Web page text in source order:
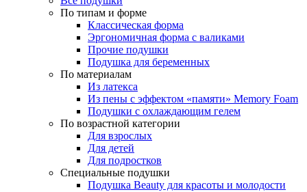
По типам и форме
Классическая форма
Эргономичная форма с валиками
Прочие подушки
Подушка для беременных
По материалам
Из латекса
Из пены с эффектом «памяти» Memory Foam
Подушки с охлаждающим гелем
По возрастной категории
Для взрослых
Для детей
Для подростков
Специальные подушки
Подушка Beauty для красоты и молодости